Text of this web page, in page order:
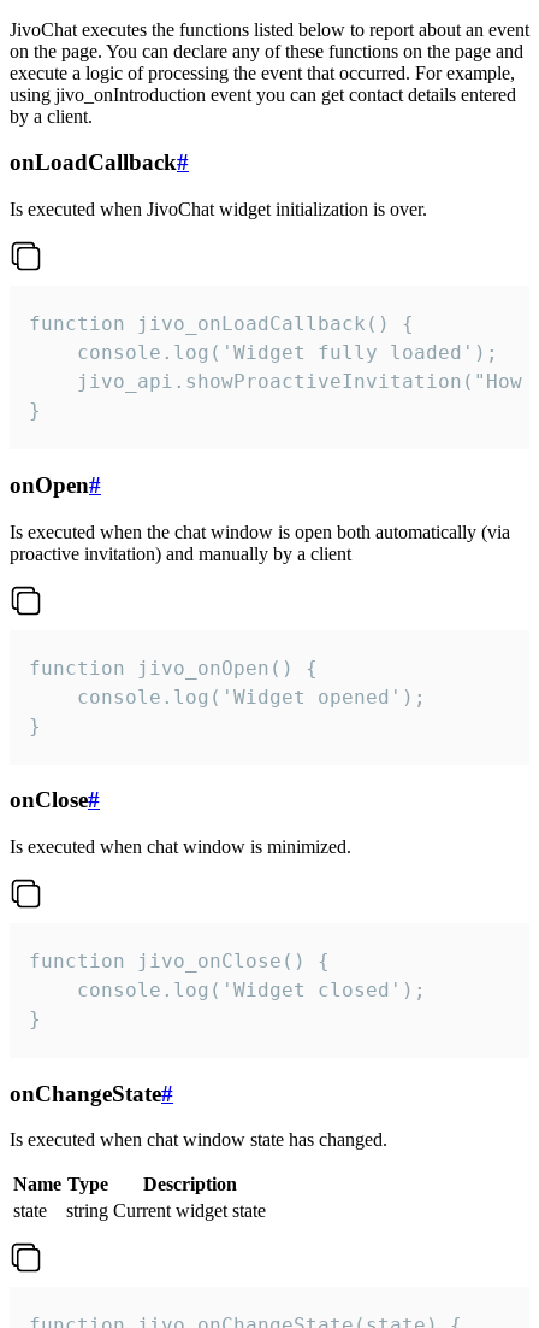
JivoChat executes the functions listed below to report about an event
on the page. You can declare any of these functions on the page and
execute a logic of processing the event that occurred. For example,
using jivo_onIntroduction event you can get contact details entered
by a client.
onLoadCallback#
Is executed when JivoChat widget initialization is over.
function jivo_onLoadCallback() {
    console.log('Widget fully loaded');
jivo_api.showProactiveInvitation("How
}
onOpen#
Is executed when the chat window is open both automatically (via
proactive invitation) and manually by a client
function jivo_onOpen() {
    console.log('Widget opened');
}
onClose#
Is executed when chat window is minimized.
function jivo_onClose() {
    console.log('Widget closed');
}
onChangeState#
Is executed when chat window state has changed.
Name Type
Description
state
string Current widget state